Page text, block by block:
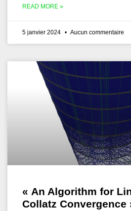
READ MORE »
5 janvier 2024 Aucun commentaire
« An Algorithm for
Collatz Convergence